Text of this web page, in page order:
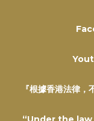
『根據香港法律